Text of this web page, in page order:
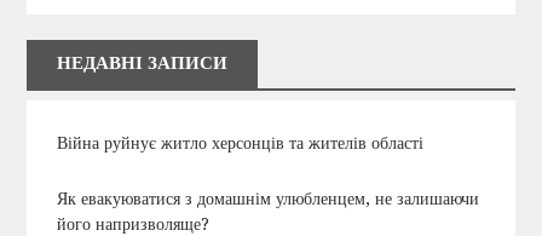
НЕДАВНІ ЗАПИСИ
Війна руйнує житло херсонців та жителів області
Як евакуюватися з домашнім улюбленцем, не залишаючи
його напризволяще?